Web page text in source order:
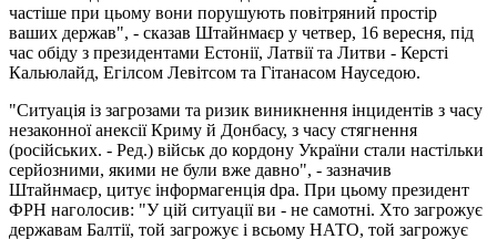
частіше при цьому вони порушують повітряний простір
ваших держав", - сказав Штайнмаєр у четвер, 16 вересня, під
час обіду з президентами Естонії, Латвії та Литви - Керсті
Кальюлайд, Егілсом Левітсом та Гітанасом Науседою.
"Ситуація із загрозами та ризик виникнення інцидентів з часу
незаконної анексії Криму й Донбасу, з часу стягнення
(російських. - Ред.) військ до кордону України стали настільки
серйозними, якими не були вже давно", - зазначив
Штайнмаєр, цитує інформагенція dpa. При цьому президент
ФРН наголосив: "У цій ситуації ви - не самотні. Хто загрожує
державам Балтії, той загрожує і всьому НАТО, той загрожує